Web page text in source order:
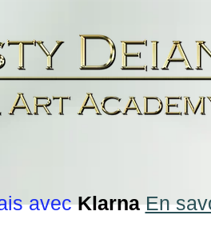
avecKlarna En